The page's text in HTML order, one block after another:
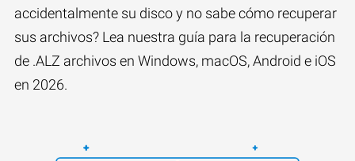
accidentalmente su disco y no sabe cómo recuperar
sus archivos? Lea nuestra guía para la recuperación
de .ALZ archivos en Windows, macOS, Android e iOS
en 2026.